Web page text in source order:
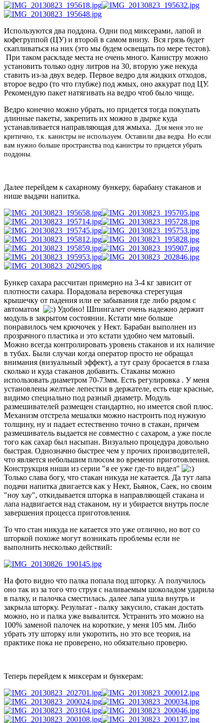
Используются два поддона. Одни под миксерами, лапой и
кофегруппой (ЦУ) и второй в самом внизу. Вся грязь будет
скапливаться на них (это мы будем освещать по мере тестов).
При таком раскладе места не очень много. Канистру можно
установить только одну литров на 30, вторую уже некуда
ставить из-за двух ведер. Первое ведро для жидких отходов,
второе ведро (то что глубже) под жмых, оно аккурат под ЦУ.
Рекомендую пакет натягивать на ведро чтоб было чище.
Ведро конечно можно убрать, но придется тогда покупать
длинные пакеты, закрепить их можно в дырке куда
устанавливается направляющая для жмыха.
Для меня это не
критично, т.к. канистры не используем. Оставили два ведра. Но если
вам нужно больше пространства под канистры то придется убрать
поддоны.
Далее перейдем к сахарному бункеру, барабану стаканов и
нише выдачи напитка.
Бункер сахара рассчитан примерно на 3-4 кг зависит от
плотности сахара. Порадовала веревочка стерегущая
крышечку от падения или ее забывания где либо рядом с
автоматом
Удобно! Шпингалет очень надежно держит
модуль в закрытом состоянии. Кстати мне больше
понравилось чем крючочек у Нект. Барабан выполнен из
прозрачного пластика и это кстати удобно чем матовый.
Можно всегда контролировать уровень стаканов и их наличие
в тубах. Были случаи когда оператор просто не обращал
внимания (визуальный эффект), а тут сразу бросается в глаза
сколько и куда стаканов добавить. Стаканы можно
использовать диаметром 70-73мм. Есть регулировка . У меня
установлены желтые лепестки в держателе, есть еще красные,
видимо специально под разный диаметр. Модуль
размешивателей размещен стандартно, но имеется свой плюс.
Механизм отстрела мешалки можно настроить под нужную
толщину, ну и падает естественно точно в стакан, причем
размешиватель выдается не совместно с сахаром, а уже после
того как сахар был насыпан. Визуально процедура довольно
быстрая. Однозначно быстрее чем у прочих производителей,
что является небольшим плюсом во времени приготовления.
Конструкция ниши из серии "я ее уже где-то видел"
Только слава богу, что стакан никуда не катается. Да тут лапа
подачи напитка двигается как у Нект, Бьянок, Саек, но своим
"ноу хау", откидывается шторка в направляющей стакана и
лапа надвигается над стаканом, ну и убирается внутрь после
завершения процесса приготовления.
То что стан никуда не катается это уже отлично, но вот со
шторкой похоже могут возникать проблемы если не
выполнить несколько действий:
На фото видно что палка попала под шторку. А получилось
оно так из за того что струя с наливаемым шоколадом ударила
в палку, и палочка сместилась. далее лапа ушла внутрь и
закрыла шторку. Результат - палку закусило, стакан достать
можно, но и палка уже вывалится. Устранить это можно на
100% заменой палочек на короткие, у меня 105 мм. Либо
убрать эту шторку или укоротить, но это все теория, на
практике пока не проверено, но обязательно проверю.
Теперь перейдем к миксерам и бункерам: